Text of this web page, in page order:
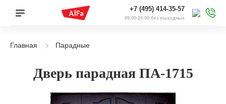
+7 (495) 414-35-57
09:00-20:00 без выходных
Главная Парадные
Дверь парадная ПА-1715